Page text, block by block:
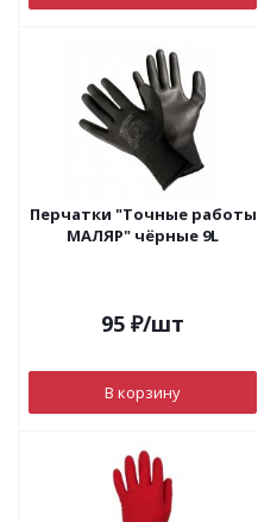
Перчатки "Точные работы
МАЛЯР" чёрные 9L
95 ₽/шт
В корзину